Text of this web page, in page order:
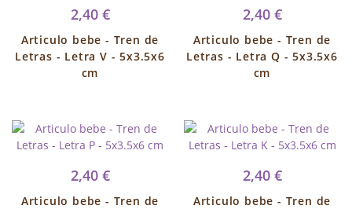
2,40 €
Articulo bebe - Tren de
Letras - Letra V - 5x3.5x6
cm
2,40 €
Articulo bebe - Tren de
Letras - Letra Q - 5x3.5x6
cm
2,40 €
Articulo bebe - Tren de
2,40 €
Articulo bebe - Tren de